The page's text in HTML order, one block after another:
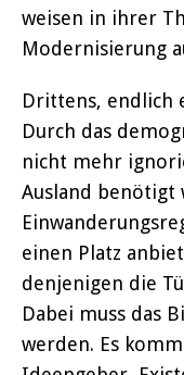
weisen in ihrer
Modernisierung
Drittens, endlich
Durch das
nicht mehr
Ausland benötigt
einen Platz
denjenigen die
Dabei muss das
werden. Es